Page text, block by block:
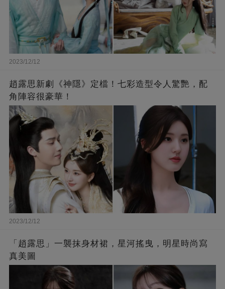
2023/12/12
趙露思新劇《神隱》定檔！七彩造型令人驚艷，配
角陣容很豪華！
2023/12/12
「趙露思」一襲抹身材裙，星河搖曳，明星時尚寫
真美圖